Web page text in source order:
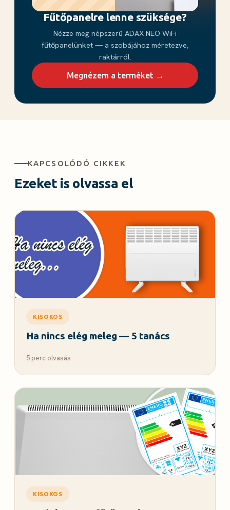
Fűtőpanelre lenne szüksége?
Nézze meg népszerű ADAX NEO WiFi
fűtőpanelünket — a szobájához méretezve,
raktárról.
Megnézem a terméket →
KAPCSOLÓDÓ CIKKEK
Ezeket is olvassa el
KISOKOS
Ha nincs elég meleg — 5 tanács
5 perc olvasás
KISOKOS